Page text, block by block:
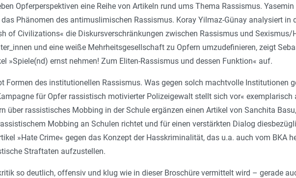
Opferperspektiven eine Reihe von Artikeln rund ums Thema Rassismus.
das Phänomen des antimuslimischen Rassismus. Koray Yilmaz-Günay analysiert in
of Civilizations« die Diskursverschränkungen zwischen Rassismus und Sexismus/
und eine weiße Mehrheitsgesellschaft zu Opfern umzudefinieren, zeigt
»Spiele(nd) ernst nehmen! Zum Eliten-Rassismus und dessen Funktion« auf.
Formen des institutionellen Rassismus. Was gegen solch machtvolle Institutionen
für Opfer rassistisch motivierter Polizeigewalt stellt sich vor«
über rassistisches Mobbing in der Schule ergänzen einen Artikel von Sanchita
Mobbing an Schulen richtet und für einen verstärkten Dialog
»Hate Crime« gegen das Konzept der Hasskriminalität, das u.a. auch vom BKA
Straftaten aufzustellen.
so deutlich, offensiv und klug wie in dieser Broschüre vermittelt wird – gerade